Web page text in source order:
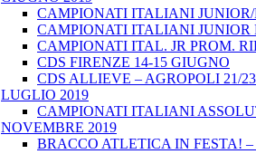
CAMPIONATI ITALIANI JUNIOR/
CAMPIONATI ITALIANI JUNIOR
CAMPIONATI ITAL. JR PROM.
CDS FIRENZE 14-15 GIUGNO
CDS ALLIEVE – AGROPOLI 21/
LUGLIO 2019
CAMPIONATI ITALIANI
NOVEMBRE 2019
BRACCO ATLETICA IN FESTA!